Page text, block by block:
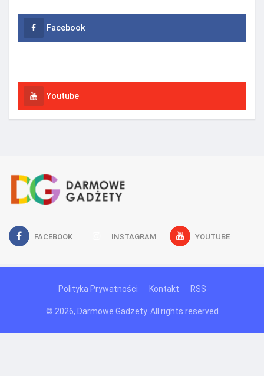
Facebook
Youtube
FACEBOOK INSTAGRAM YOUTUBE
Polityka Prywatności Kontakt RSS
© 2026, Darmowe Gadżety. All rights reserved